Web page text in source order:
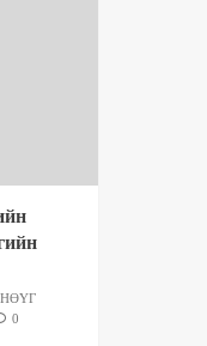
НӨҮГ
0